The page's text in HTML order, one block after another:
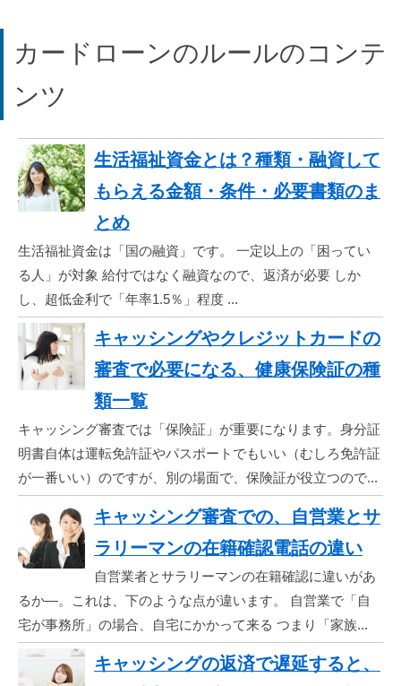
カードローンのルールのコンテ
ンツ
生活福祉資金とは？種類・融資して
もらえる金額・条件・必要書類のま
とめ
生活福祉資金は「国の融資」です。 一定以上の「困ってい
る人」が対象 給付ではなく融資なので、返済が必要 しか
し、超低金利で「年率1.5％」程度 ...
キャッシングやクレジットカードの
審査で必要になる、健康保険証の種
類一覧
キャッシング審査では「保険証」が重要になります。身分証
明書自体は運転免許証やパスポートでもいい（むしろ免許証
が一番いい）のですが、別の場面で、保険証が役立つので...
キャッシング審査での、自営業とサ
ラリーマンの在籍確認電話の違い
自営業者とサラリーマンの在籍確認に違いがあ
るか―。これは、下のような点が違います。 自営業で「自
宅が事務所」の場合、自宅にかかって来る つまり「家族...
キャッシングの返済で遅延すると、